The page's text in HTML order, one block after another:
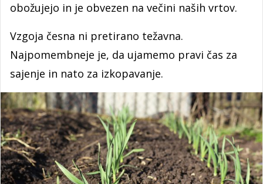
obožujejo in je obvezen na večini naših vrtov.
Vzgoja česna ni pretirano težavna.
Najpomembneje je, da ujamemo pravi čas za
sajenje in nato za izkopavanje.